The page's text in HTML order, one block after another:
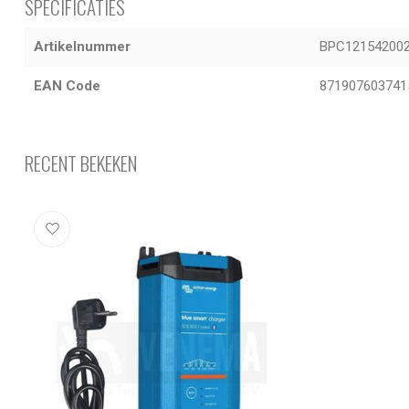
SPECIFICATIES
Artikelnummer
EAN Code
RECENT BEKEKEN